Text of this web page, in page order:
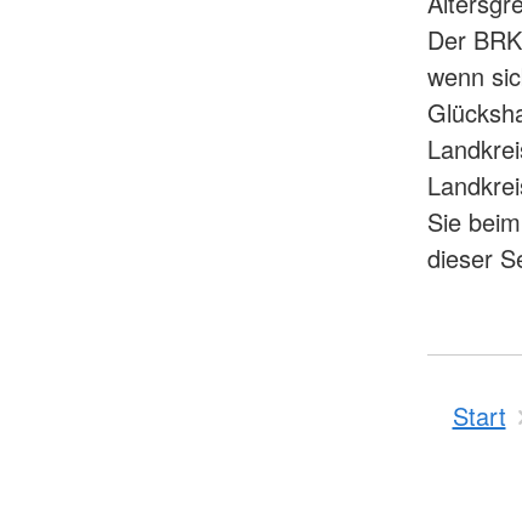
Der
wenn
Sie
dieser
Start